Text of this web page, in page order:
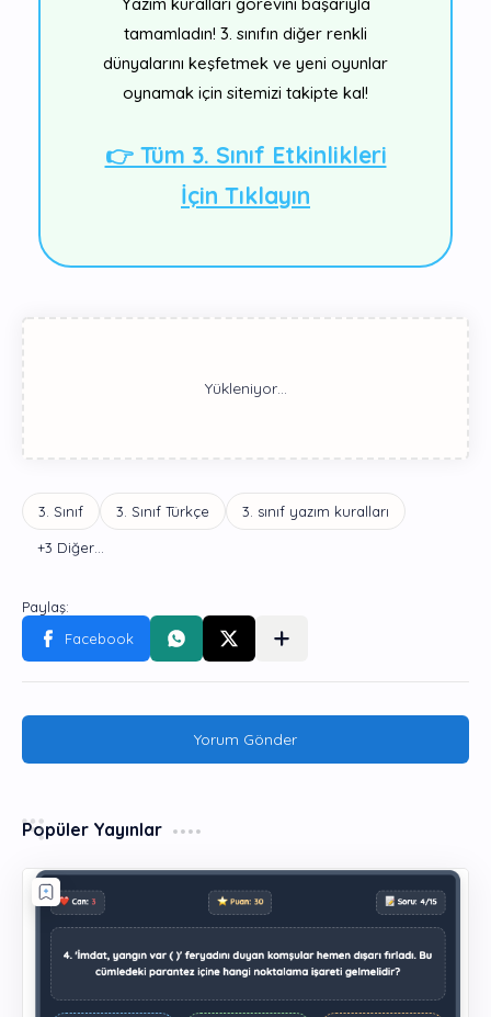
tamamladın! 3. sınıfın diğer renkli
dünyalarını keşfetmek ve yeni oyunlar
oynamak için sitemizi takipte kal!
👉 Tüm 3. Sınıf Etkinlikleri
İçin Tıklayın
Yorum Gönder
Popüler Yayınlar